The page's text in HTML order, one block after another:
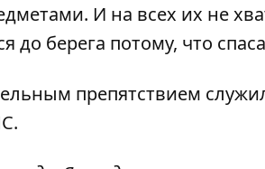
И на всех их не
до берега потому, что
препятствием